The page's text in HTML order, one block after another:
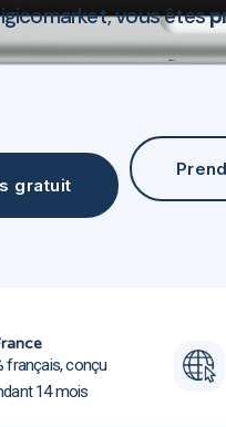
vous êtes
gratuit
français, conçu
14 mois